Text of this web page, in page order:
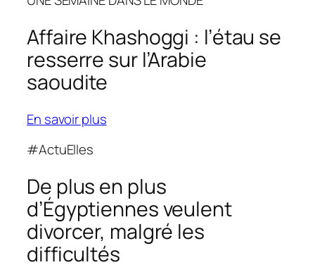
Affaire Khashoggi : l’étau se
resserre sur l’Arabie
saoudite
En savoir plus
#ActuElles
De plus en plus
d’Égyptiennes veulent
divorcer, malgré les
difficultés